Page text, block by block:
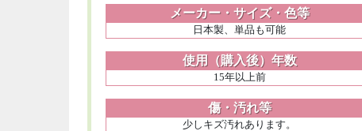
メーカー・サイズ・色等
日本製、単品も可能
使用（購入後）年数
15年以上前
傷・汚れ等
少しキズ汚れあります。